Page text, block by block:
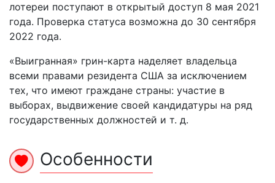
лотереи поступают в открытый доступ 8 мая 2021
года. Проверка статуса возможна до 30 сентября
2022 года.
«Выигранная» грин-карта наделяет владельца
всеми правами резидента США за исключением
тех, что имеют граждане страны: участие в
выборах, выдвижение своей кандидатуры на ряд
государственных должностей и т. д.
Особенности